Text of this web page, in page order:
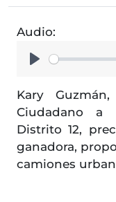
Audio:
Kary
Ciudadano a
Distrito 12,
ganadora,
camiones